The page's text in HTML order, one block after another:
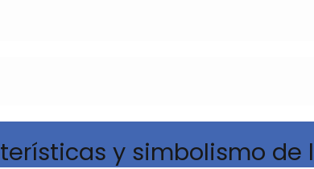
y simbolismo de